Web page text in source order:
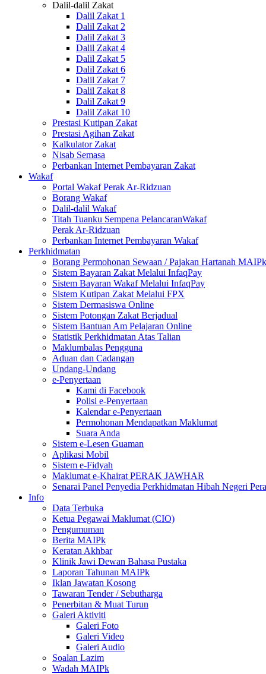
Dalil-dalil Zakat
Dalil Zakat 1
Dalil Zakat 2
Dalil Zakat 3
Dalil Zakat 4
Dalil Zakat 5
Dalil Zakat 6
Dalil Zakat 7
Dalil Zakat 8
Dalil Zakat 9
Dalil Zakat 10
Prestasi Kutipan Zakat
Prestasi Agihan Zakat
Kalkulator Zakat
Nisab Semasa
Perbankan Internet Pembayaran Zakat
Wakaf
Portal Wakaf Perak Ar-Ridzuan
Borang Wakaf
Dalil-dalil Wakaf
Titah Tuanku Sempena PelancaranWakaf
Perak Ar-Ridzuan
Perbankan Internet Pembayaran Wakaf
Perkhidmatan
Borang Permohonan Sewaan / Pajakan Hartanah MAIPk
Sistem Bayaran Zakat Melalui InfaqPay
Sistem Bayaran Wakaf Melalui InfaqPay
Sistem Kutipan Zakat Melalui FPX
Sistem Dermasiswa Online
Sistem Potongan Zakat Berjadual
Sistem Bantuan Am Pelajaran Online
Statistik Perkhidmatan Atas Talian
Maklumbalas Pengguna
Aduan dan Cadangan
Undang-Undang
e-Penyertaan
Kami di Facebook
Polisi e-Penyertaan
Kalendar e-Penyertaan
Permohonan Mendapatkan Maklumat
Suara Anda
Sistem e-Lesen Guaman
Aplikasi Mobil
Sistem e-Fidyah
Maklumat e-Khairat PERAK JAWHAR
Senarai Panel Penyedia Perkhidmatan Hibah Negeri
Info
Data Terbuka
Ketua Pegawai Maklumat (CIO)
Pengumuman
Berita MAIPk
Keratan Akhbar
Klinik Jawi Dewan Bahasa Pustaka
Laporan Tahunan MAIPk
Iklan Jawatan Kosong
Tawaran Tender / Sebutharga
Penerbitan & Muat Turun
Galeri Aktiviti
Galeri Foto
Galeri Video
Galeri Audio
Soalan Lazim
Wadah MAIPk